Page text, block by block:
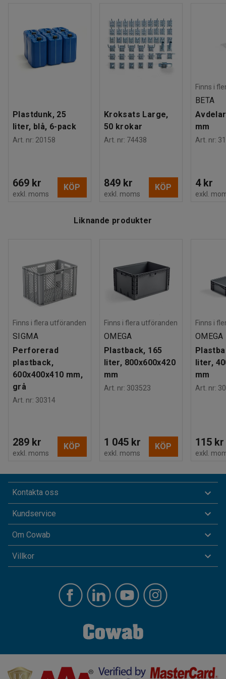
handtag på sidorna.
Färg: Svart
Polypropen
Antal / förpackning
Plastdunk, 25
liter, blå, 6-pack
Art. nr: 20158
669 kr
exkl. moms
KÖP
Kroksats Large,
50 krokar
Art. nr: 74438
849 kr
exkl. moms
KÖP
Finns i
BETA
mm
Art. nr:
4 kr
exkl.
Liknande produkter
Finns i flera utföranden
SIGMA
Perforerad
plastback,
600x400x410 mm,
grå
Art. nr: 30314
289 kr
exkl. moms
KÖP
Finns i flera utföranden
OMEGA
Plastback, 165
liter, 800x600x420
mm
Art. nr: 303523
1 045 kr
exkl. moms
KÖP
Finns i
OMEGA
liter,
mm
Art. nr:
115 kr
exkl.
Kontakta oss
Kundservice
Om Cowab
Villkor